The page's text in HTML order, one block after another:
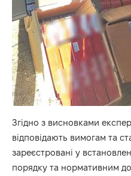
Згідно з висновками
відповідають вимогам та
зареєстровані у
порядку та нормативним